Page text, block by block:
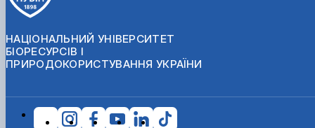
НАЦІОНАЛЬНИЙ УНІВЕРСИТЕТ
БІОРЕСУРСІВ І
ПРИРОДОКОРИСТУВАННЯ УКРАЇНИ